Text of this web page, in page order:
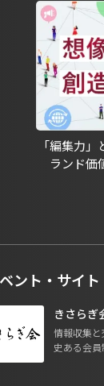
「編集力
ランド価
ント・サイト
きさらぎ
情報収集
史ある会